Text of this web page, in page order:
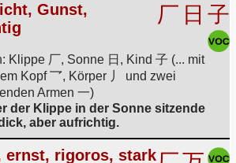
Gunst,
厂 日 子
Klippe 厂, Sonne 日, Kind 子 (... mit
Kopf 乛, Körper 丿 und zwei
Armen 一)
der Klippe in der Sonne sitzende
aber aufrichtig.
ernst, rigoros, stark